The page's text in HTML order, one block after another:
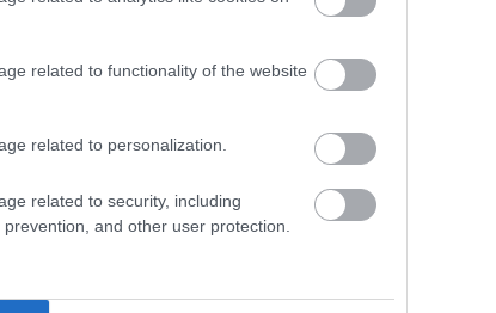
related to functionality of the website
related to personalization.
related to security, including
and other user protection.